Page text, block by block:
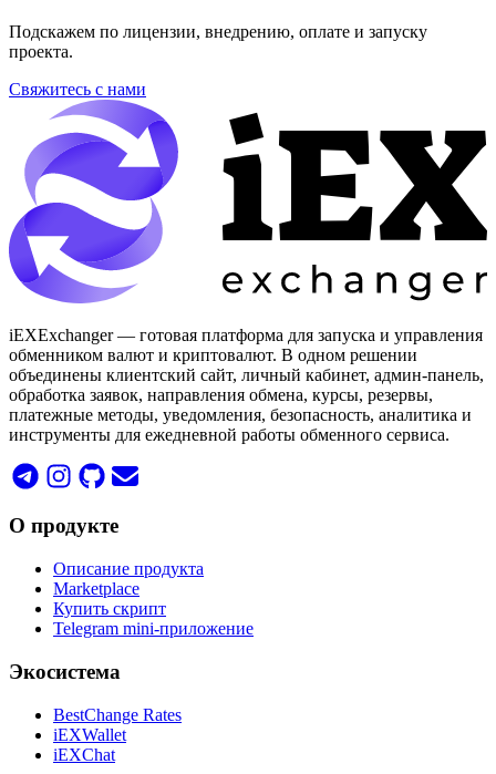
Подскажем по лицензии, внедрению, оплате и запуску
проекта.
Свяжитесь с нами
iEXExchanger — готовая платформа для запуска и управления
обменником валют и криптовалют. В одном решении
объединены клиентский сайт, личный кабинет, админ-панель,
обработка заявок, направления обмена, курсы, резервы,
платежные методы, уведомления, безопасность, аналитика и
инструменты для ежедневной работы обменного сервиса.
О продукте
Описание продукта
Marketplace
Купить скрипт
Telegram mini-приложение
Экосистема
BestChange Rates
iEXWallet
iEXChat